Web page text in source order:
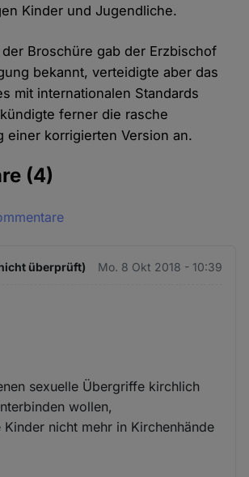
Kinder und Jugendliche.
Broschüre gab der Erzbischof
bekannt, verteidigte aber das
mit internationalen Standards
ferner die rasche
einer korrigierten Version an.
(4)
überprüft) Mo. 8 Okt 2018 - 10:39
sexuelle Übergriffe kirchlich
wollen,
nicht mehr in Kirchenhände